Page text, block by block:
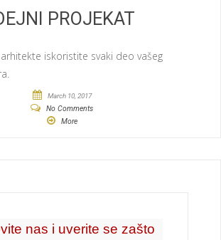
PROJEKAT
iskoristite svaki deo vašeg
March 10, 2017
No Comments
More
nas i uverite se zašto